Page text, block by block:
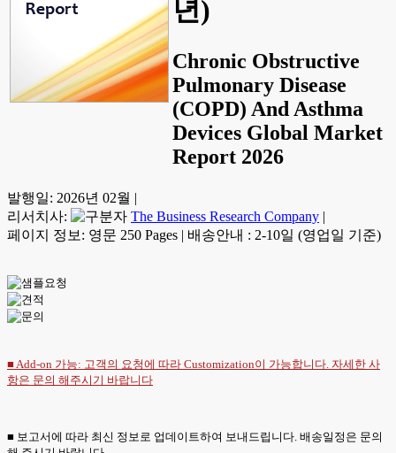
년)
Chronic Obstructive
Pulmonary Disease
(COPD) And Asthma
Devices Global Market
Report 2026
발행일: 2026년 02월 |
리서치사:
The Business Research Company |
페이지 정보: 영문 250 Pages | 배송안내 : 2-10일 (영업일 기준)
■ Add-on 가능: 고객의 요청에 따라 Customization이 가능합니다. 자세한 사
항은 문의 해주시기 바랍니다
■ 보고서에 따라 최신 정보로 업데이트하여 보내드립니다. 배송일정은 문의